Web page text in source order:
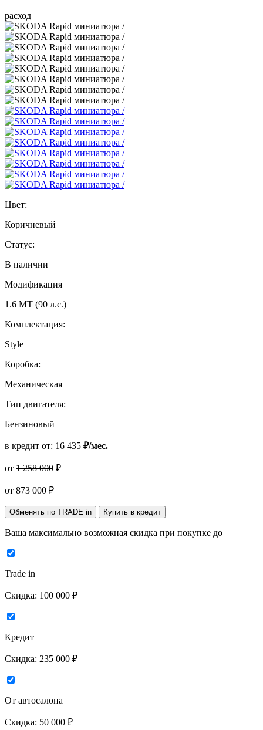
расход
Цвет:
Коричневый
Статус:
В наличии
Модификация
1.6 MT (90 л.с.)
Комплектация:
Style
Коробка:
Механическая
Тип двигателя:
Бензиновый
в кредит от: 16 435 ₽/мес.
от 1 258 000 ₽
от 873 000 ₽
Обменять по TRADE in Купить в кредит
Ваша максимально возможная скидка при покупке до
Trade in
Скидка: 100 000 ₽
Кредит
Скидка: 235 000 ₽
От автосалона
Скидка: 50 000 ₽